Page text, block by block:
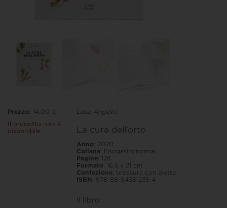
Luisa Angelici
La cura dell’orto
Anno: 2020
Collana: Enogastronomia
Pagine: 128
Formato: 16,5 x 21 cm
Confezione: brossura con alette
ISBN : 978-88-8435-235-4
Il libro
Prezzo: 14.00 €
Il prodotto non è
disponibile